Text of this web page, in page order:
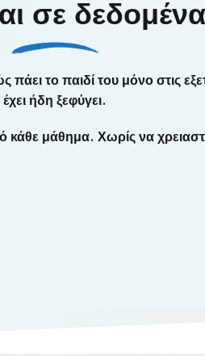
σε
πάει το παιδί του μόνο στις
έχει ήδη ξεφύγει.
κάθε μάθημα. Χωρίς να
me Lost your password?